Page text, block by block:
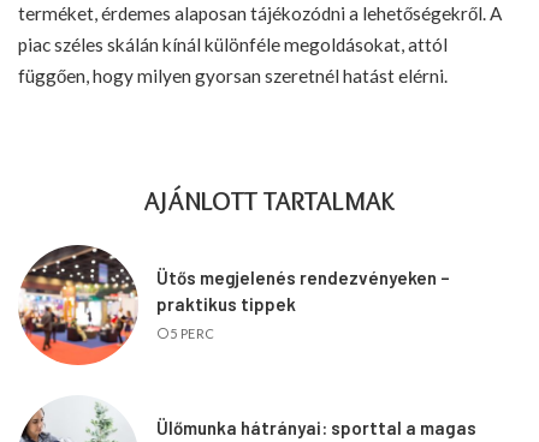
terméket, érdemes alaposan tájékozódni a lehetőségekről. A
piac széles skálán kínál különféle megoldásokat, attól
függően, hogy milyen gyorsan szeretnél hatást elérni.
AJÁNLOTT TARTALMAK
Ütős megjelenés rendezvényeken –
praktikus tippek
5 PERC
Ülőmunka hátrányai: sporttal a magas